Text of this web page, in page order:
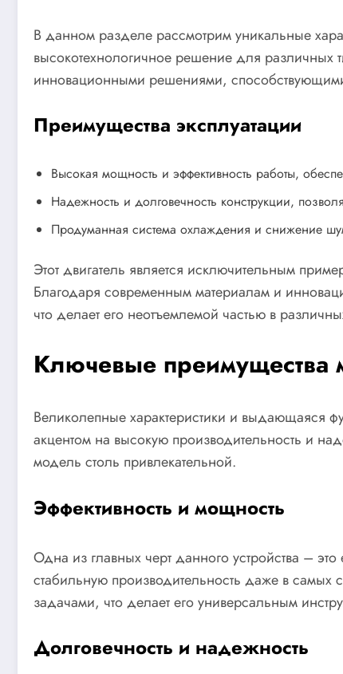
В данном разделе рассмотрим уникальные
высокотехнологичное решение для различных
инновационными решениями,
Преимущества эксплуатации
Высокая мощность и эффективность работы,
Надежность и долговечность конструкции,
Продуманная система охлаждения и снижение
Этот двигатель является исключительным
Благодаря современным материалам и
что делает его неотъемлемой частью в
Ключевые преимущества
Великолепные характеристики и выдающаяся
акцентом на высокую производительность и
модель столь привлекательной.
Эффективность и мощность
Одна из главных черт данного устройства –
стабильную производительность даже в самых
задачами, что делает его универсальным
Долговечность и надежность